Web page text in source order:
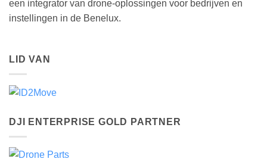
een integrator van drone-oplossingen voor bedrijven en
instellingen in de Benelux.
LID VAN
DJI ENTERPRISE GOLD PARTNER